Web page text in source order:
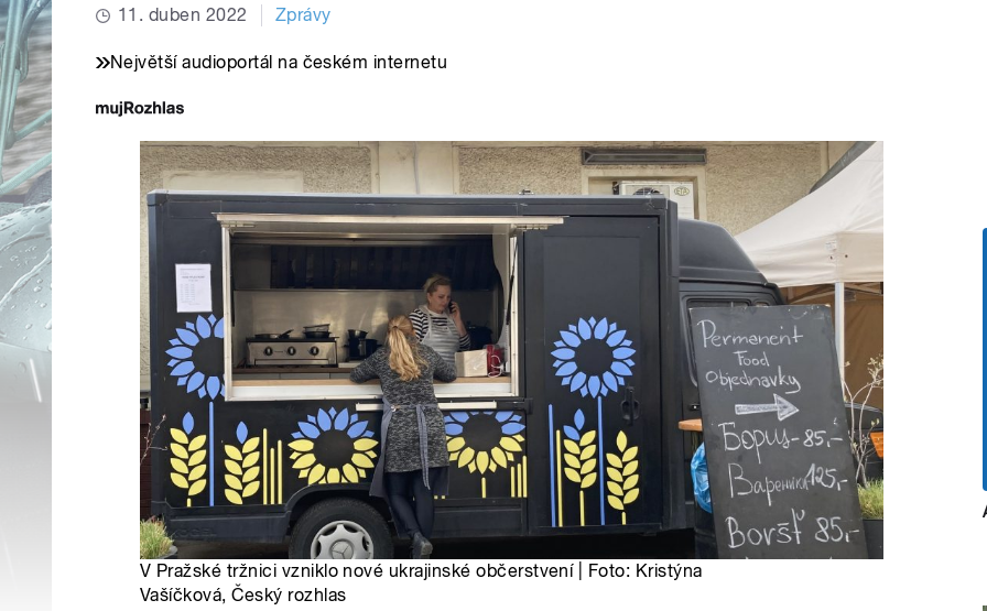
11. duben 2022 Zprávy
Největší audioportál na českém internetu
V Pražské tržnici vzniklo nové ukrajinské občerstvení | Foto: Kristýna
Vašíčková, Český rozhlas